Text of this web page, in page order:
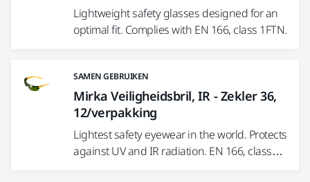
Lightweight safety glasses designed for an
optimal fit. Complies with EN 166, class 1FTN.
SAMEN GEBRUIKEN
Mirka Veiligheidsbril, IR - Zekler 36,
12/verpakking
Lightest safety eyewear in the world. Protects
against UV and IR radiation. EN 166, class…